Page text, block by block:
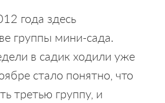
года здесь
группы мини-сада.
в садик ходили уже
стало понятно, что
третью группу, и